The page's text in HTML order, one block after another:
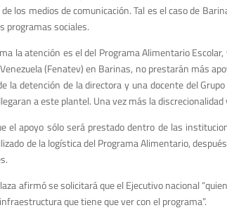
los medios de comunicación. Tal es el caso de
programas sociales.
la atención es el del Programa Alimentario
(Fenatev) en Barinas, no prestarán más
la detención de la directora y una docente del
a este plantel. Una vez más la
el apoyo sólo será prestado dentro de las
de la logística del Programa Alimentario,
afirmó se solicitará que el Ejecutivo nacional
que tiene que ver con el programa”.